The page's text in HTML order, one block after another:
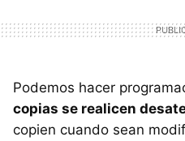
Podemos hacer
copias se realicen
copien cuando sean